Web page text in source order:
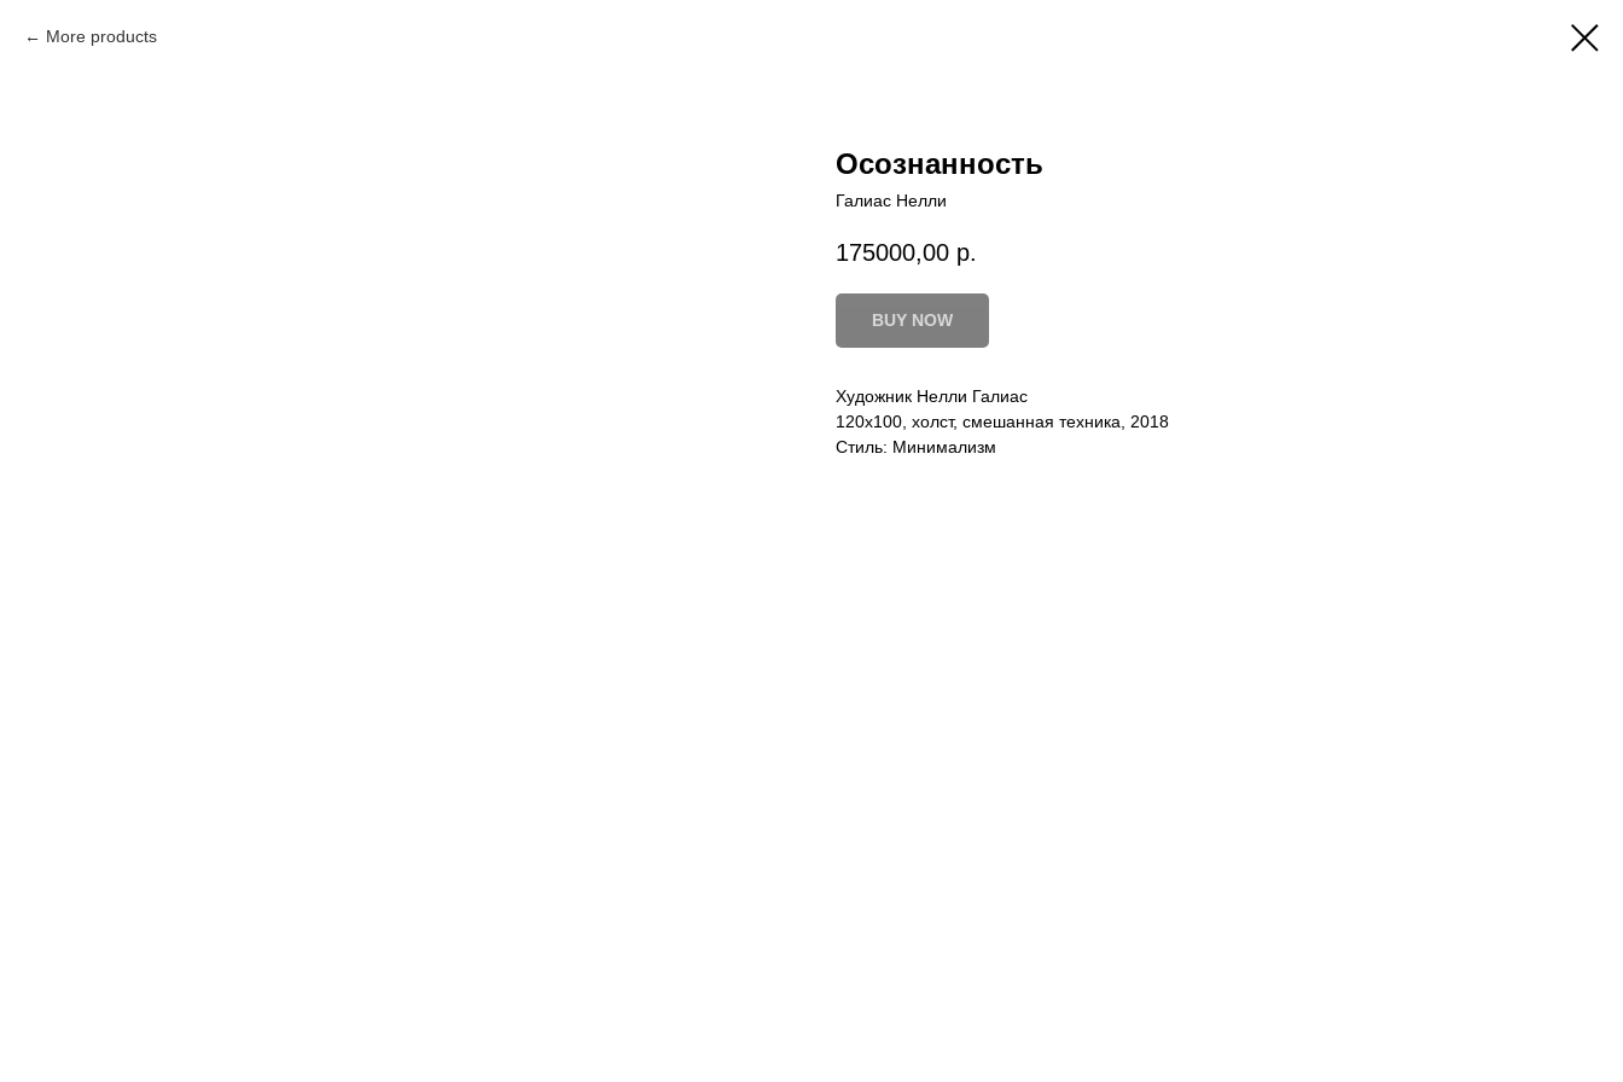
More products
Осознанность
Галиас Нелли
175000,00 р.
BUY NOW
Художник Нелли Галиас
120х100, холст, смешанная техника, 2018
Стиль: Минимализм